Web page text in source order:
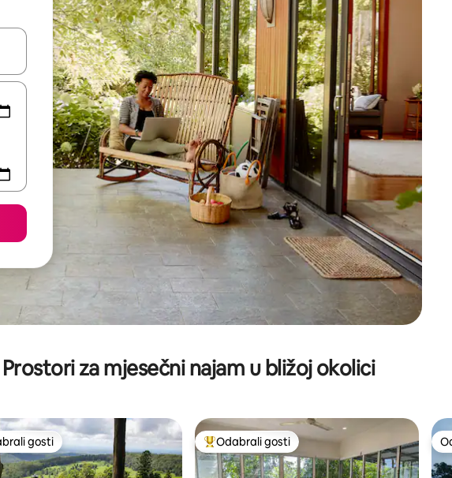
koristeći se strelicama prema gore i prema dolje, kao i dodirom ili prelaskom
Prostori za mjesečni najam u bližoj okolici
rangiranima s oznakom „Odabrali gosti”
gosti Među najviše rangiranima s oznakom „Odabrali
Odabrali gosti